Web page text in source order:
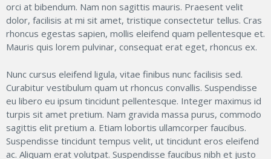
orci at bibendum. Nam non sagittis mauris. Praesent velit
dolor, facilisis at mi sit amet, tristique consectetur tellus. Cras
rhoncus egestas sapien, mollis eleifend quam pellentesque et.
Mauris quis lorem pulvinar, consequat erat eget, rhoncus ex.
Nunc cursus eleifend ligula, vitae finibus nunc facilisis sed.
Curabitur vestibulum quam ut rhoncus convallis. Suspendisse
eu libero eu ipsum tincidunt pellentesque. Integer maximus id
turpis sit amet pretium. Nam gravida massa purus, commodo
sagittis elit pretium a. Etiam lobortis ullamcorper faucibus.
Suspendisse tincidunt tempus velit, ut tincidunt eros eleifend
ac. Aliquam erat volutpat. Suspendisse faucibus nibh et justo